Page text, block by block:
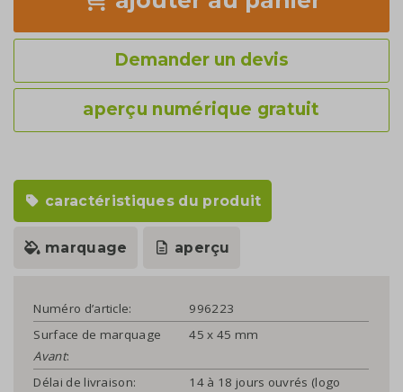
Demander un devis
aperçu numérique gratuit
caractéristiques du produit
marquage aperçu
Numéro d’article:
996223
Surface de marquage
Avant:
45 x 45 mm
Délai de livraison:
14 à 18 jours ouvrés (logo